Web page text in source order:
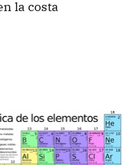
la costa